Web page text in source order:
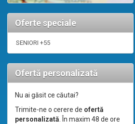
Oferte speciale
SENIORI +55
Ofertă personalizată
Nu ai găsit ce căutai?
Trimite-ne o cerere de ofertă
personalizată. În maxim 48 de ore